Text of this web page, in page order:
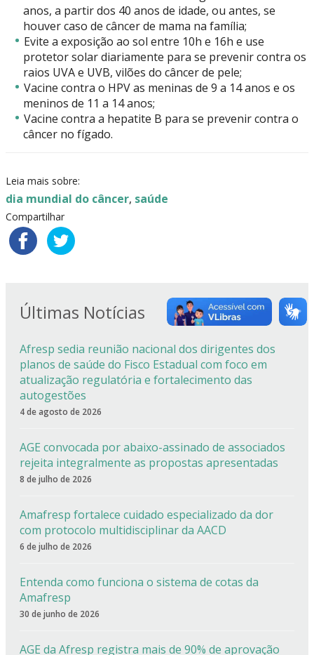
anos, a partir dos 40 anos de idade, ou antes, se
houver caso de câncer de mama na família;
Evite a exposição ao sol entre 10h e 16h e use
protetor solar diariamente para se prevenir contra os
raios UVA e UVB, vilões do câncer de pele;
Vacine contra o HPV as meninas de 9 a 14 anos e os
meninos de 11 a 14 anos;
Vacine contra a hepatite B para se prevenir contra o
câncer no fígado.
Leia mais sobre:
dia mundial do câncer, saúde
Compartilhar
Últimas Notícias
Afresp sedia reunião nacional dos dirigentes dos
planos de saúde do Fisco Estadual com foco em
atualização regulatória e fortalecimento das
autogestões
4 de agosto de 2026
AGE convocada por abaixo-assinado de associados
rejeita integralmente as propostas apresentadas
8 de julho de 2026
Amafresp fortalece cuidado especializado da dor
com protocolo multidisciplinar da AACD
6 de julho de 2026
Entenda como funciona o sistema de cotas da
Amafresp
30 de junho de 2026
AGE da Afresp registra mais de 90% de aprovação